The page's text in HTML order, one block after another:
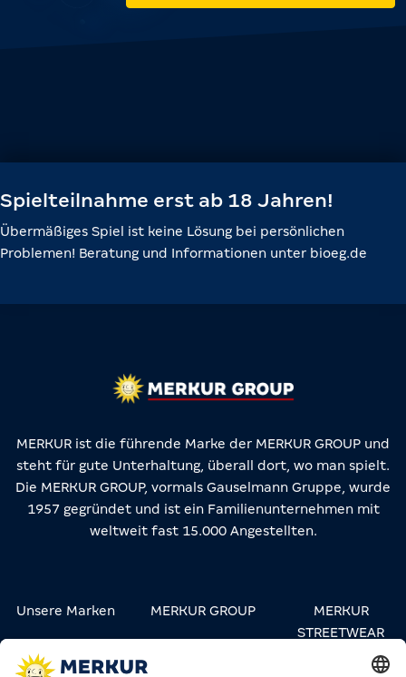
Spielteilnahme erst ab 18 Jahren!
Übermäßiges Spiel ist keine Lösung bei persönlichen
Problemen! Beratung und Informationen unter bioeg.de
MERKUR ist die führende Marke der MERKUR GROUP und
steht für gute Unterhaltung, überall dort, wo man spielt.
Die MERKUR GROUP, vormals Gauselmann Gruppe, wurde
1957 gegründet und ist ein Familienunternehmen mit
weltweit fast 15.000 Angestellten.
Unsere Marken MERKUR GROUP
MERKUR
STREETWEAR